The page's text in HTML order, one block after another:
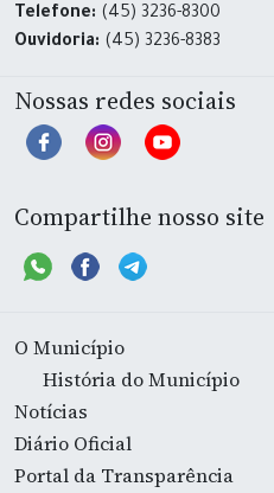
Telefone: (45) 3236-8300
Ouvidoria: (45) 3236-8383
Nossas redes sociais
Compartilhe nosso site
O Município
História do Município
Notícias
Diário Oficial
Portal da Transparência